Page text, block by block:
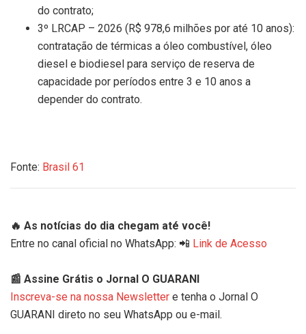
do contrato;
3º LRCAP – 2026 (R$ 978,6 milhões por até 10 anos):
contratação de térmicas a óleo combustível, óleo
diesel e biodiesel para serviço de reserva de
capacidade por períodos entre 3 e 10 anos a
depender do contrato.
Fonte: Brasil 61
🔥 As notícias do dia chegam até você!
Entre no canal oficial no WhatsApp: 📲 Link de Acesso
📰 Assine Grátis o Jornal O GUARANI
Inscreva-se na nossa Newsletter e tenha o Jornal O
GUARANI direto no seu WhatsApp ou e-mail.